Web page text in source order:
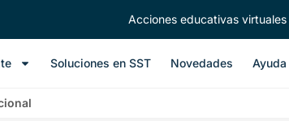
Acciones educativas
Soluciones en SST Novedades Ayuda